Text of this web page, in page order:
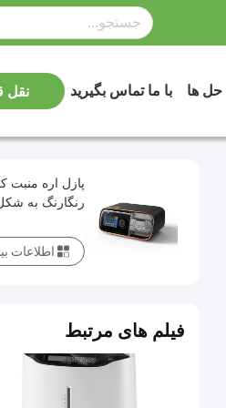
حل ها با ما تماس بگیرید نقل
پازل اره
رنگارنگ به شکل
اطلاعات
فیلم های مرتبط